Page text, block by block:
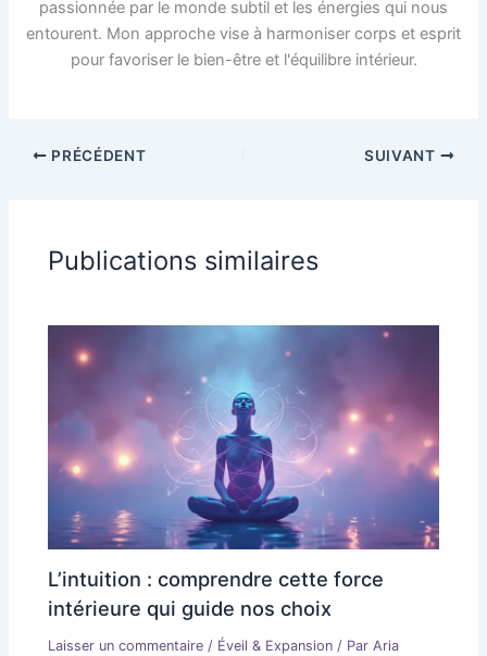
passionnée par le monde subtil et les énergies qui nous
entourent. Mon approche vise à harmoniser corps et esprit
pour favoriser le bien-être et l'équilibre intérieur.
PRÉCÉDENT SUIVANT
Publications similaires
L’intuition : comprendre cette force
intérieure qui guide nos choix
Laisser un commentaire / Éveil & Expansion / ParAria